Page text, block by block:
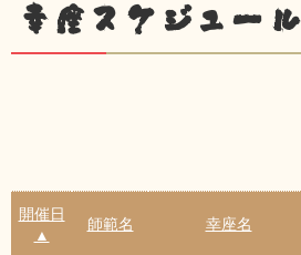
幸座スケジュール
開催日
▲
師範名 幸座名